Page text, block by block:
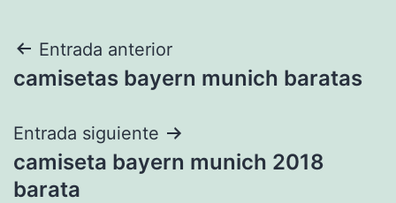
Navegación
de
entradas
Entrada anterior
camisetas bayern munich baratas
Entrada siguiente
camiseta bayern munich 2018
barata